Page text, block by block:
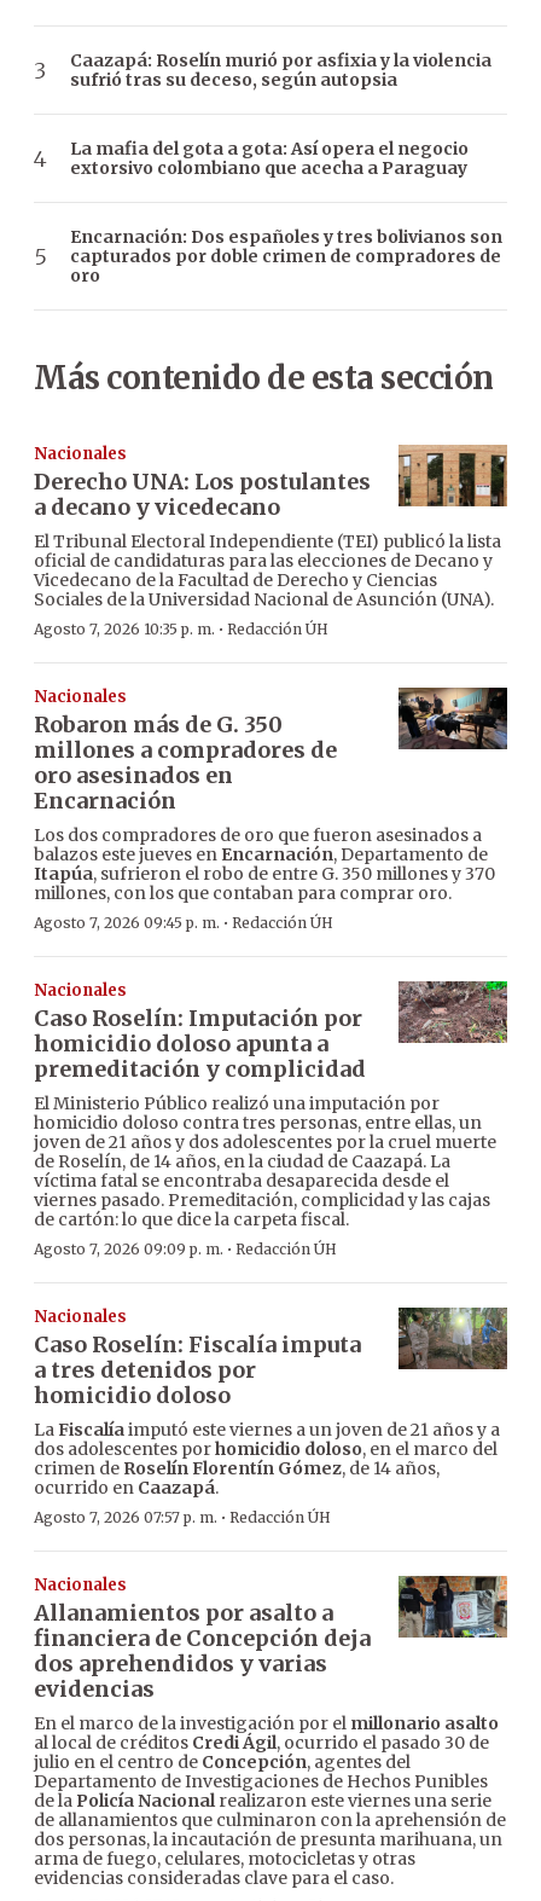
Caazapá: Roselín murió por asfixia y la violencia
sufrió tras su deceso, según autopsia
La mafia del gota a gota: Así opera el negocio
extorsivo colombiano que acecha a Paraguay
Encarnación: Dos españoles y tres bolivianos son
capturados por doble crimen de compradores de
oro
Más contenido de esta sección
Nacionales
Derecho UNA: Los postulantes
a decano y vicedecano
El Tribunal Electoral Independiente (TEI) publicó la lista
oficial de candidaturas para las elecciones de Decano y
Vicedecano de la Facultad de Derecho y Ciencias
Sociales de la Universidad Nacional de Asunción (UNA).
Agosto 7, 2026 10:35 p. m. · Redacción ÚH
Nacionales
Robaron más de G. 350
millones a compradores de
oro asesinados en
Encarnación
Los dos compradores de oro que fueron asesinados a
balazos este jueves en Encarnación, Departamento de
Itapúa, sufrieron el robo de entre G. 350 millones y 370
millones, con los que contaban para comprar oro.
Agosto 7, 2026 09:45 p. m. · Redacción ÚH
Nacionales
Caso Roselín: Imputación por
homicidio doloso apunta a
premeditación y complicidad
El Ministerio Público realizó una imputación por
homicidio doloso contra tres personas, entre ellas, un
joven de 21 años y dos adolescentes por la cruel muerte
de Roselín, de 14 años, en la ciudad de Caazapá. La
víctima fatal se encontraba desaparecida desde el
viernes pasado. Premeditación, complicidad y las cajas
de cartón: lo que dice la carpeta fiscal.
Agosto 7, 2026 09:09 p. m. · Redacción ÚH
Nacionales
Caso Roselín: Fiscalía imputa
a tres detenidos por
homicidio doloso
LaFiscalíaimputó este viernes a un joven de 21 años y a
dos adolescentes porhomicidio doloso, en el marco del
crimen de Roselín Florentín Gómez, de 14 años,
ocurrido en Caazapá.
Agosto 7, 2026 07:57 p. m. · Redacción ÚH
Nacionales
Allanamientos por asalto a
financiera de Concepción deja
dos aprehendidos y varias
evidencias
En el marco de la investigación por el millonario asalto
al local de créditos Credi Ágil, ocurrido el pasado 30 de
julio en el centro de Concepción, agentes del
Departamento de Investigaciones de Hechos Punibles
de la Policía Nacionalrealizaron este viernes una serie
de allanamientos que culminaron con la aprehensión de
dos personas, la incautación de presunta marihuana, un
arma de fuego, celulares, motocicletas y otras
evidencias consideradas clave para el caso.